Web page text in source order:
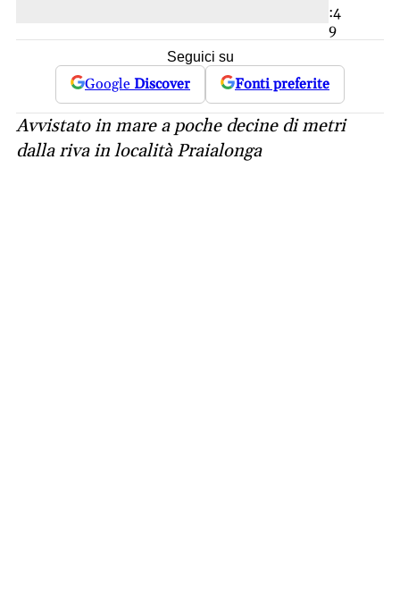
:4
9
Seguici su
Google Discover Fonti preferite
Avvistato in mare a poche decine di metri
dalla riva in località Praialonga